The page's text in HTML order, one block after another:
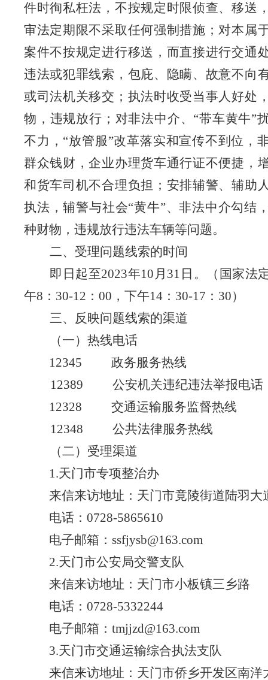
件时徇私枉法，不按规定时限侦查、移送
审法定期限不采取任何强制措施；对本属
案件不按规定进行移送，而直接进行交通
违法或犯罪线索，包庇、隐瞒、故意不向
或司法机关移交；执法时收受当事人好处
物，违规放行；对非法中介、“带车黄牛”
不力，“放管服”改革落实和宣传不到位，
群众钱财，企业办理货车通行证不便捷，
和货车司机不合理负担；安排辅警、辅助
执法，辅警与社会“黄牛”、非法中介勾结
种财物，违规放行违法车辆等问题。
二、受理问题线索的时间
即日起至2023年10月31日。（国家法
午8：30-12：00，下午14：30-17：30）
三、反映问题线索的渠道
（一）热线电话
12345 政务服务热线
12389 公安机关违纪违法举报电话
12328 交通运输服务监督热线
12348 公共法律服务热线
（二）受理渠道
1.天门市专项整治办
来信来访地址：天门市竟陵街道陆羽大
电话：0728-5865610
电子邮箱：ssfjysb@163.com
2.天门市公安局交警支队
来信来访地址：天门市小板镇三乡路
电话：0728-5332244
电子邮箱：tmjjzd@163.com
3.天门市交通运输综合执法支队
来信来访地址：天门市侨乡开发区南洋